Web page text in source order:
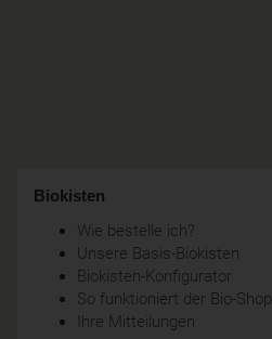
Biokisten
Wie bestelle ich?
Unsere Basis-Biokisten
Biokisten-Konfigurator
So funktioniert der Bio-Shop
Ihre Mitteilungen